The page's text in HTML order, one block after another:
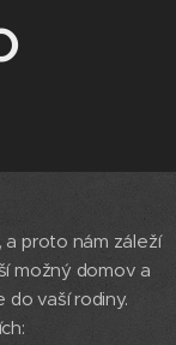
proto nám záleží
možný domov a
vaší rodiny.